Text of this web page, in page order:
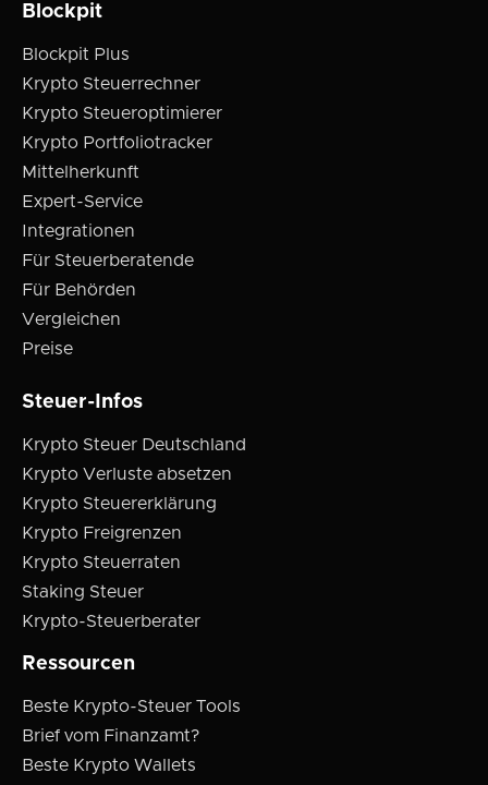
Blockpit
Blockpit Plus
Krypto Steuerrechner
Krypto Steueroptimierer
Krypto Portfoliotracker
Mittelherkunft
Expert-Service
Integrationen
Für Steuerberatende
Für Behörden
Vergleichen
Preise
Steuer-Infos
Krypto Steuer Deutschland
Krypto Verluste absetzen
Krypto Steuererklärung
Krypto Freigrenzen
Krypto Steuerraten
Staking Steuer
Krypto-Steuerberater
Ressourcen
Beste Krypto-Steuer Tools
Brief vom Finanzamt?
Beste Krypto Wallets